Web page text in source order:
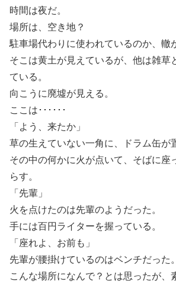
時間は夜だ。
場所は、空き地？
駐車場代わりに使われているのか、轍
そこは黄土が見えているが、他は雑草
ている。
向こうに廃墟が見える。
ここは･･････
「よう、来たか」
草の生えていない一角に、ドラム缶が
その中の何かに火が点いて、そばに座
らす。
「先輩」
火を点けたのは先輩のようだった。
手には百円ライターを握っている。
「座れよ、お前も」
先輩が腰掛けているのはベンチだった。
こんな場所になんで？とは思ったが、